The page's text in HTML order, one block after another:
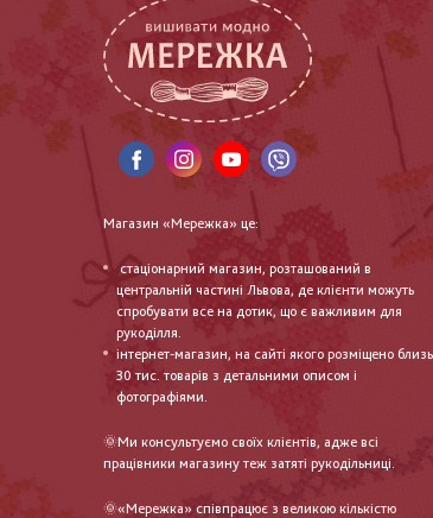
Магазин «Мережка» це:
стаціонарний магазин, розташований в
центральній частині Львова, де клієнти можуть
спробувати все на дотик, що є важливим для
рукоділля.
інтернет-магазин, на сайті якого розміщено
30 тис. товарів з детальними описом і
фотографіями.
🌞Ми консультуємо своїх клієнтів, адже всі
працівники магазину теж затяті рукодільниці.
🌞«Мережка» співпрацює з великою кількістю